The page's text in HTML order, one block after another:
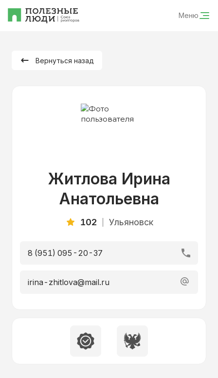
Меню
Вернуться назад
Житлова Ирина
Анатольевна
102 Ульяновск
8 (951) 095-20-37
irina-zhitlova@mail.ru